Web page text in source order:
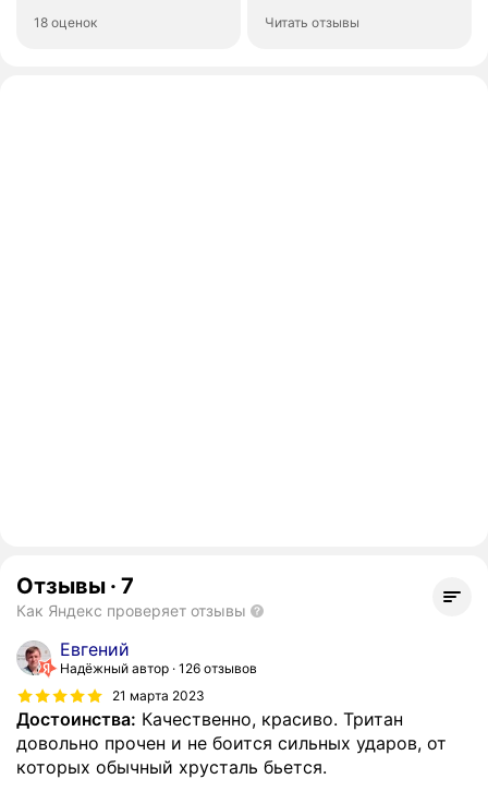
18 оценок Читать отзывы
Отзывы · 7
Как Яндекс проверяет отзывы
Евгений
Надёжный автор 126 отзывов
21 марта 2023
Достоинства: Качественно, красиво. Тритан
довольно прочен и не боится сильных ударов, от
которых обычный хрусталь бьется.